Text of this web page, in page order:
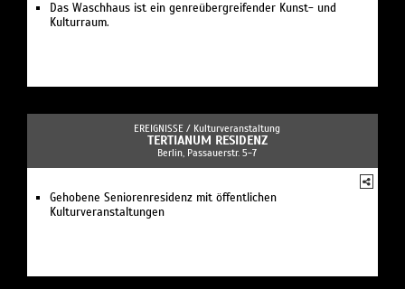
Das Waschhaus ist ein genreübergreifender Kunst- und
Kulturraum.
EREIGNISSE / Kulturveranstaltung
TERTIANUM RESIDENZ
Berlin, Passauerstr. 5-7
Gehobene Seniorenresidenz mit öffentlichen
Kulturveranstaltungen